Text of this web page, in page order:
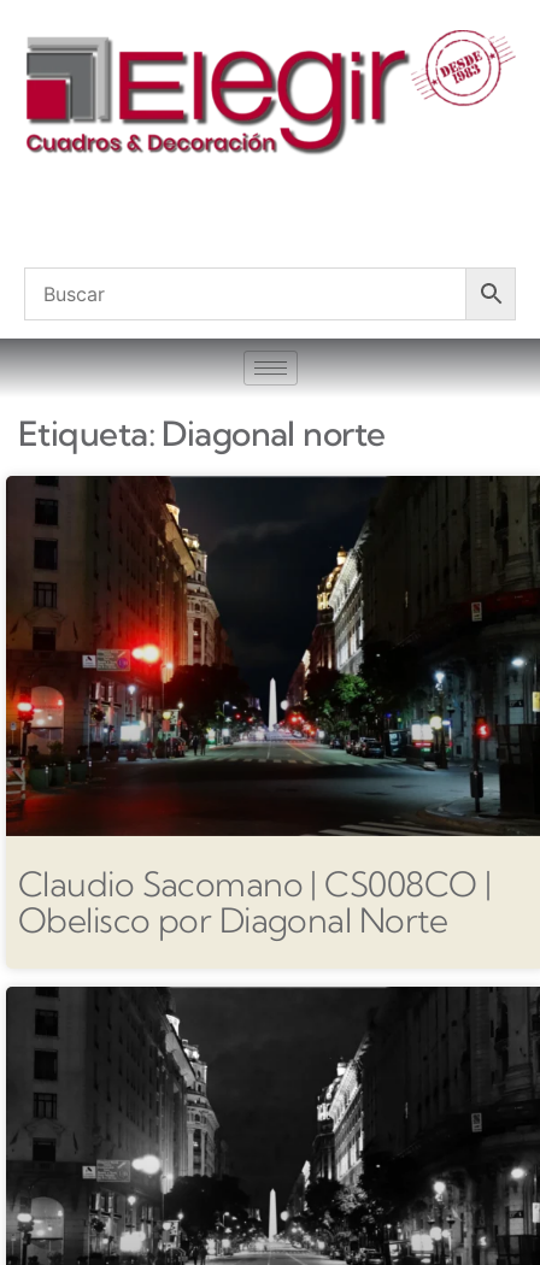
Etiqueta: Diagonal norte
Claudio Sacomano | CS008CO |
Obelisco por Diagonal Norte